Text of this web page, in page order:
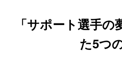
「サポート選手
た5つ